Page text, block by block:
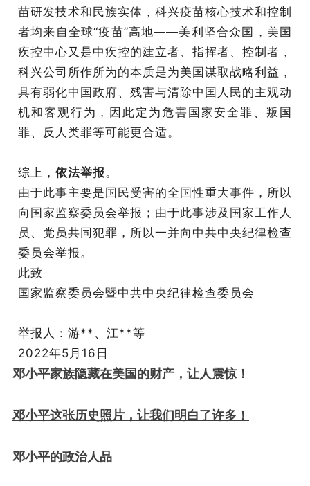
苗研发技术和民族实体，科兴疫苗核心技术和控制
者均来自全球“疫苗”高地——美利坚合众国，美国
疾控中心又是中疾控的建立者、指挥者、控制者，
科兴公司所作所为的本质是为美国谋取战略利益，
具有弱化中国政府、残害与清除中国人民的主观动
机和客观行为，因此定为危害国家安全罪、叛国
罪、反人类罪等可能更合适。
综上， 依法举报。
由于此事主要是国民受害的全国性重大事件，所以
向国家监察委员会举报；由于此事涉及国家工作人
员、党员共同犯罪，所以一并向中共中央纪律检查
委员会举报。
此致
国家监察委员会暨中共中央纪律检查委员会
举报人：游**、江**等
2022年5月16日
邓小平家族隐藏在美国的财产，让人震惊！
邓小平这张历史照片，让我们明白了许多！
邓小平的政治人品